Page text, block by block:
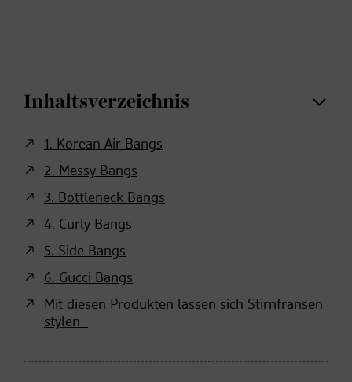
Inhaltsverzeichnis
1. Korean Air Bangs
2. Messy Bangs
3. Bottleneck Bangs
4. Curly Bangs
5. Side Bangs
6. Gucci Bangs
Mit diesen Produkten lassen sich Stirnfransen
stylen